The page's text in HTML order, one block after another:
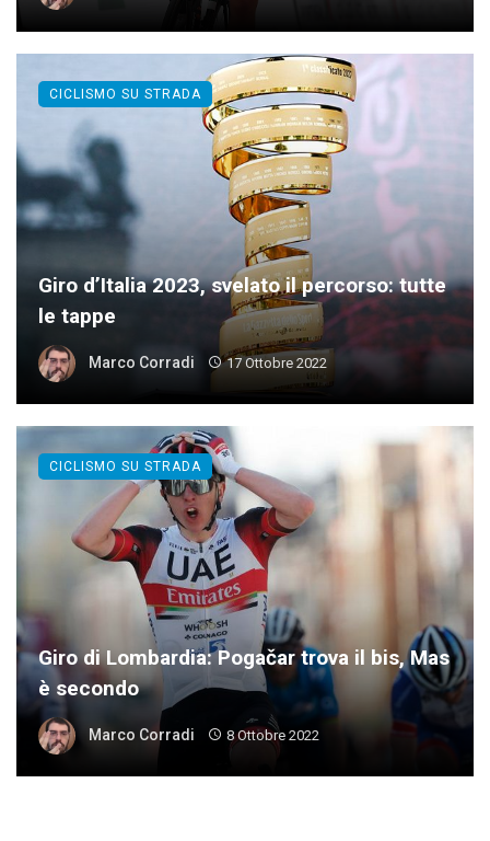
Giro d’Italia 2023, svelato il percorso: tutte
le tappe
Marco Corradi 17 Ottobre 2022
CICLISMO SU STRADA
Giro di Lombardia: Pogačar trova il bis, Mas
è secondo
Marco Corradi 8 Ottobre 2022
CICLISMO SU STRADA